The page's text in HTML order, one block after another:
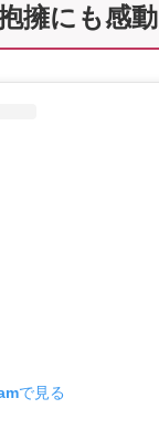
擁にも感動
で見る